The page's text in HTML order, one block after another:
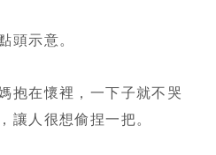
頭示意。
抱在懷裡，一下子就不哭
讓人很想偷捏一把。